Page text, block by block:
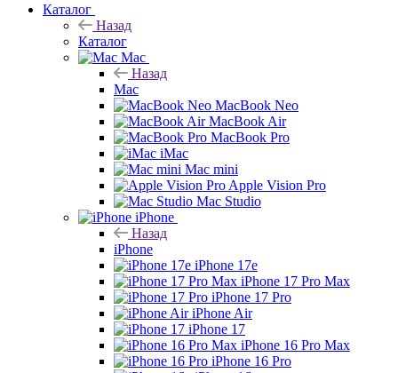
Каталог
Назад
Каталог
Mac
Назад
Mac
MacBook Neo
MacBook Air
MacBook Pro
iMac
Mac mini
Apple Vision Pro
Mac Studio
iPhone
Назад
iPhone
iPhone 17e
iPhone 17 Pro Max
iPhone 17 Pro
iPhone Air
iPhone 17
iPhone 16 Pro Max
iPhone 16 Pro